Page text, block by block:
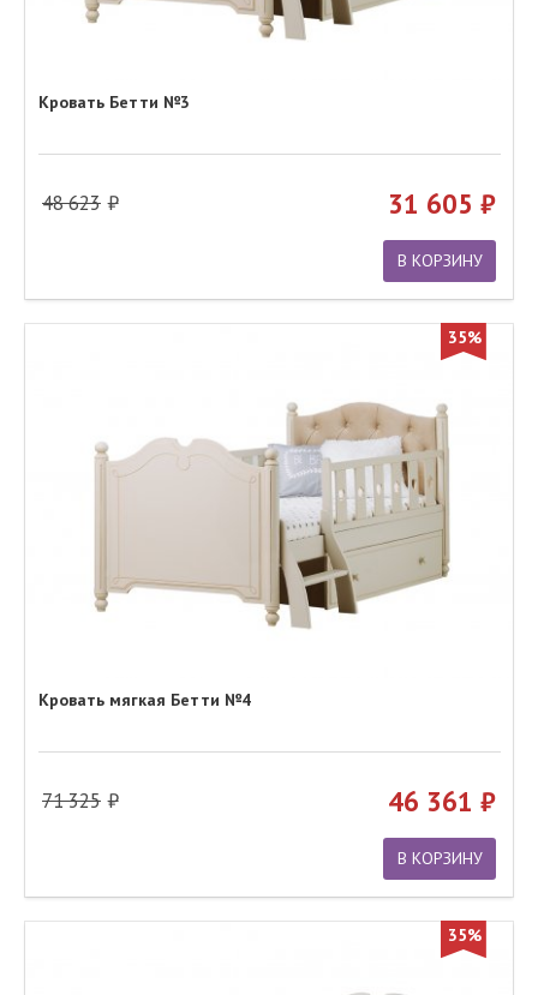
Кровать Бетти №3
48 623 31 605
В КОРЗИНУ
35%
Кровать мягкая Бетти №4
71 325 46 361
В КОРЗИНУ
35%